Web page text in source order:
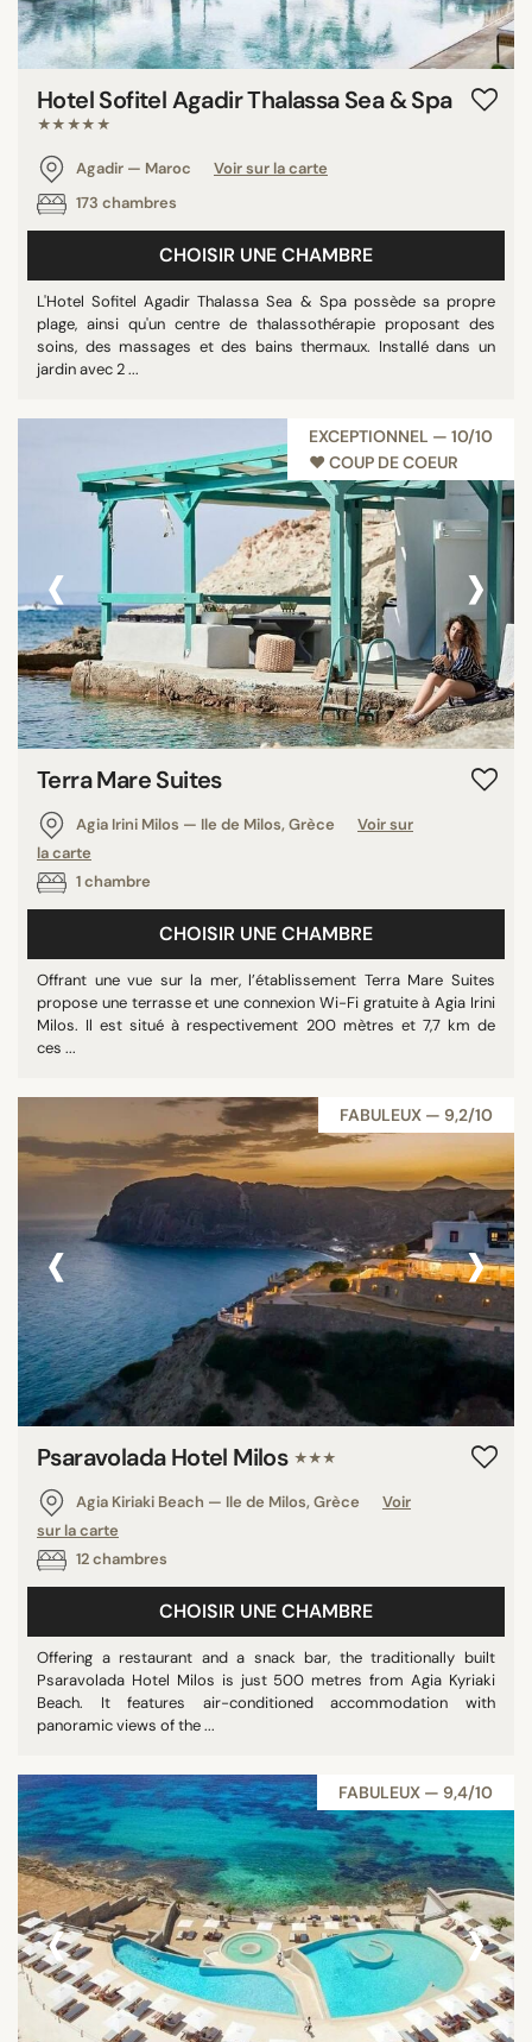
Hotel Sofitel Agadir Thalassa Sea & Spa
★★★★★
Agadir — Maroc
Voir sur la carte
173 chambres
CHOISIR UNE CHAMBRE
L'Hotel Sofitel Agadir Thalassa Sea & Spa possède sa propre
plage, ainsi qu'un centre de thalassothérapie proposant des
soins, des massages et des bains thermaux. Installé dans un
jardin avec 2 ...
EXCEPTIONNEL — 10/10
♥︎ COUP DE COEUR
‹ ›
Terra Mare Suites
Agia Irini Milos — Ile de Milos, Grèce
Voir sur
la carte
1 chambre
CHOISIR UNE CHAMBRE
Offrant une vue sur la mer, l’établissement Terra Mare Suites
propose une terrasse et une connexion Wi-Fi gratuite à Agia Irini
Milos. Il est situé à respectivement 200 mètres et 7,7 km de
ces ...
FABULEUX — 9,2/10
‹ ›
Psaravolada Hotel Milos ★★★
Agia Kiriaki Beach — Ile de Milos, Grèce
Voir
sur la carte
12 chambres
CHOISIR UNE CHAMBRE
Offering a restaurant and a snack bar, the traditionally built
Psaravolada Hotel Milos is just 500 metres from Agia Kyriaki
Beach. It features air-conditioned accommodation with
panoramic views of the ...
FABULEUX — 9,4/10
‹ ›